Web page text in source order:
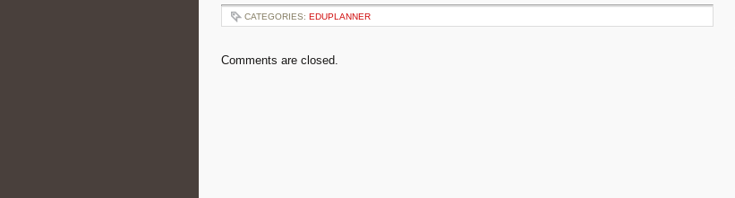
CATEGORIES: EDUPLANNER
Comments are closed.